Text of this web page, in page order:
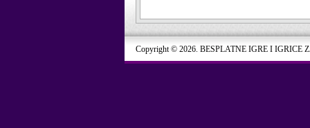
Copyright © 2026. BESPLATNE IGRE I IGRICE